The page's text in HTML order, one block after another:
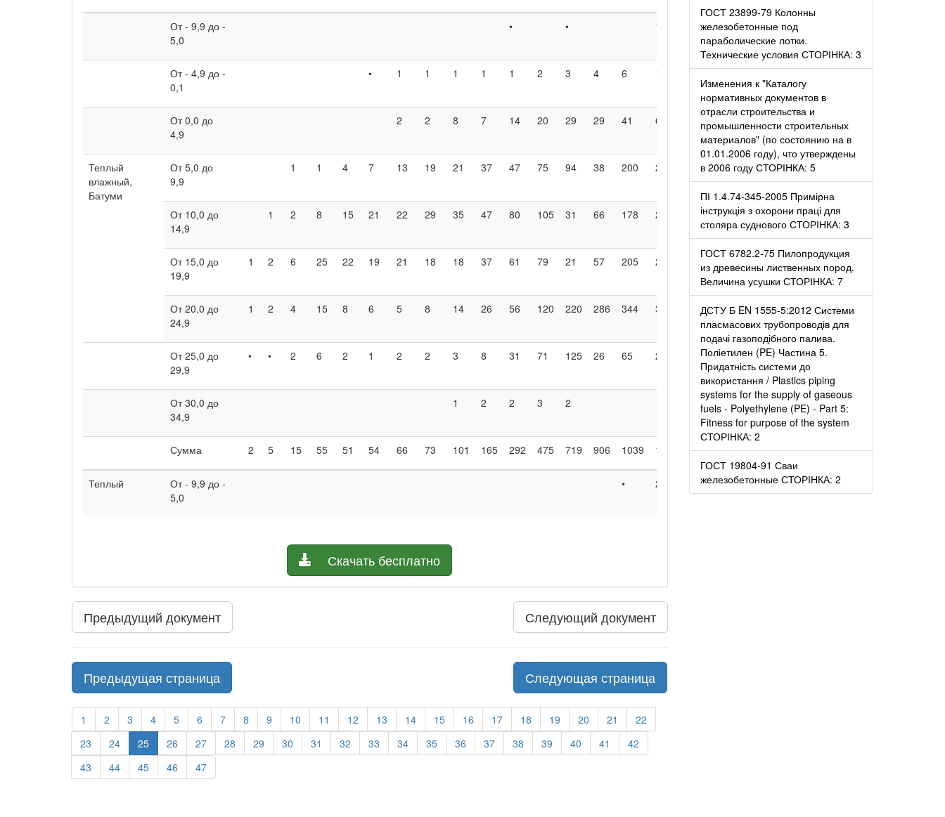
От - 9,9 до -
5,0
• • 1 1 2
От - 4,9 до -
0,1
• 1 1 1 1 1 2 3 4 6 13 12 20 24 89
От 0,0 до
4,9
2 2 8 7 14 20 29 29 41 69 317 241 43 736
Теплый
влажный,
Батуми
От 5,0 до
9,9
1 1 4 7 13 19 21 37 47 75 94 38 200 273 402 383 28 843
От 10,0 до
14,9
1 2 8 15 21 22 29 35 47 80 105 31 66 178 217 292 380 19 842
От 15,0 до
19,9
1 2 6 25 22 19 21 18 18 37 61 79 21 57 205 261 345 380 84 862
От 20,0 до
24,9
1 2 4 15 8 6 5 8 14 26 56 120 220 286 344 306 285 190 20 916
От 25,0 до
29,9
• • 2 6 2 1 2 2 3 8 31 71 125 26 65 20 • 466
От 30,0 до
34,9
1 2 2 3 2 10
Сумма 2 5 15 55 51 54 66 73 101 165 292 475 719 906 1039 1160 1475 1595 518 8766
Теплый
От - 9,9 до -
5,0
• 2 1 6
Скачать бесплатно
Предыдущий документ Следующий документ
Предыдущая страница Следующая страница
1 2 3 4 5 6 7 8 9 10 11 12 13 14 15 16 17 18 19 20 21
22
23
24 25 26 27 28 29 30 31 32 33 34 35 36 37 38 39 40 41
42
43
44 45 46 47
ГОСТ 23899-79 Колонны
железобетонные под
параболические лотки.
Технические условия СТОРІНКА: 3
Изменения к "Каталогу
нормативных документов в
отрасли строительства и
промышленности строительных
материалов" (по состоянию на в
01.01.2006 году), что утверждены
в 2006 году СТОРІНКА: 5
ПІ 1.4.74-345-2005 Примірна
інструкція з охорони праці для
столяра суднового СТОРІНКА: 3
ГОСТ 6782.2-75 Пилопродукция
из древесины лиственных пород.
Величина усушки СТОРІНКА: 7
ДСТУ Б EN 1555-5:2012 Системи
пласмасових трубопроводів для
подачі газоподібного палива.
Поліетилен (PE) Частина 5.
Придатність системи до
використання / Plastics piping
systems for the supply of gaseous
fuels - Polyethylene (PE) - Part 5:
Fitness for purpose of the system
СТОРІНКА: 2
ГОСТ 19804-91 Сваи
железобетонные СТОРІНКА: 2